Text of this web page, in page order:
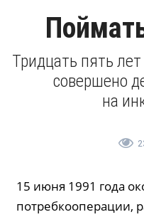
Тридцать пять
совершено
на
15 июня 1991 года
потребкооперации,